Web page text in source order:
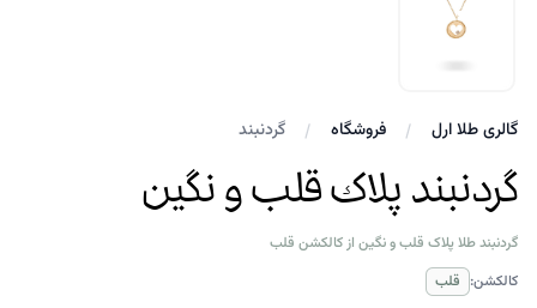
سایز کوچک گردنبند طلا پلاک قلب نگین
گردنبند فروشگاه گالری طلا ارل
گردنبند پلاک قلب و نگین
گردنبند طلا پلاک قلب و نگین از کالکشن قلب
کالکشن: قلب